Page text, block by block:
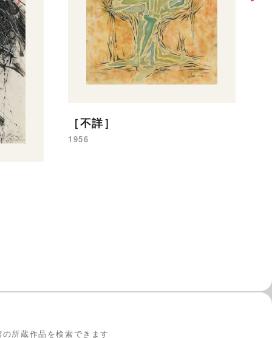
［不詳］
1956
所蔵作品を検索できます